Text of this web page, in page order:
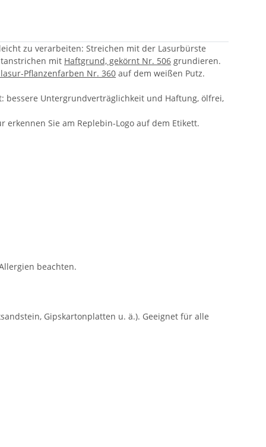
zu verarbeiten: Streichen mit der Lasurbürste
mit Haftgrund, gekörnt Nr. 506 grundieren.
Pflanzenfarben Nr. 360 auf dem weißen Putz.
bessere Untergrundverträglichkeit und Haftung, ölfrei,
Sie am Replebin-Logo auf dem Etikett.
beachten.
Gipskartonplatten u. ä.). Geeignet für alle